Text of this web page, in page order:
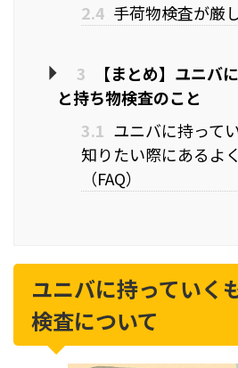
2.4 手荷物検査が厳
3
【まとめ】ユニバ
と持ち物検査のこと
3.1 ユニバに持って
知りたい際にあるよ
（FAQ）
ユニバに持っていく
検査について